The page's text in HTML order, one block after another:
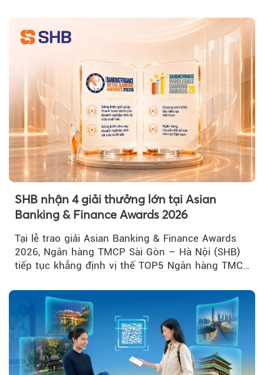
SHB nhận 4 giải thưởng lớn tại Asian
Banking & Finance Awards 2026
Tại lễ trao giải Asian Banking & Finance Awards
2026, Ngân hàng TMCP Sài Gòn – Hà Nội (SHB)
tiếp tục khẳng định vị thế TOP5 Ngân hàng TMCP